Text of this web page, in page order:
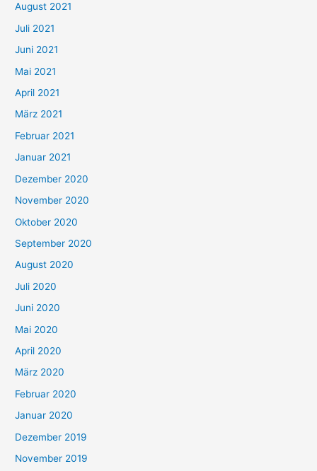
n
a
c
h
:
August 2021
Juli 2021
Juni 2021
Mai 2021
April 2021
März 2021
Februar 2021
Januar 2021
Dezember 2020
November 2020
Oktober 2020
September 2020
August 2020
Juli 2020
Juni 2020
Mai 2020
April 2020
März 2020
Februar 2020
Januar 2020
Dezember 2019
November 2019